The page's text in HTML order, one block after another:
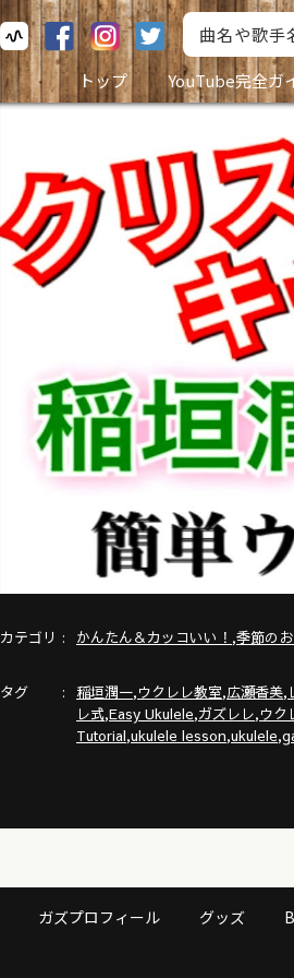
トップ
YouTube完全ガ
カテゴリ かんたん＆カッコいい！ ,季節の
タグ 稲垣潤一,ウクレレ教室,広瀬香美,
レ式,Easy Ukulele,ガズレレ,ウク
Tutorial,ukulele lesson,ukulele,
ガズプロフィール グッズ